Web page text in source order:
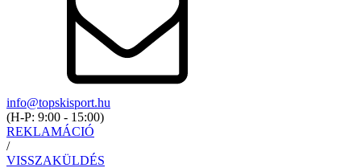
info@topskisport.hu
(H-P: 9:00 - 15:00)
REKLAMÁCIÓ
/
VISSZAKÜLDÉS